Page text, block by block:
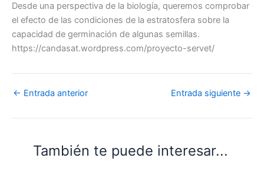
Desde una perspectiva de la biología, queremos comprobar
el efecto de las condiciones de la estratosfera sobre la
capacidad de germinación de algunas semillas.
https://candasat.wordpress.com/proyecto-servet/
← Entrada anterior Entrada siguiente →
También te puede interesar...